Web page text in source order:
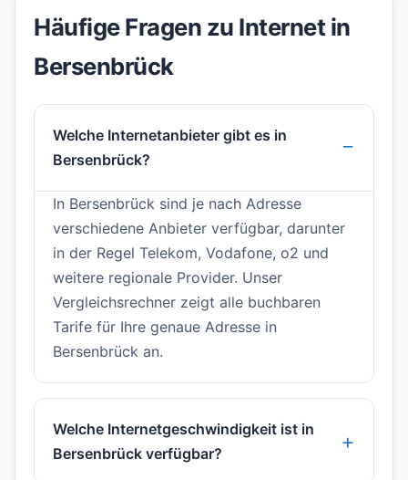
Häufige Fragen zu Internet in
Bersenbrück
Welche Internetanbieter gibt es in
Bersenbrück?
In Bersenbrück sind je nach Adresse
verschiedene Anbieter verfügbar, darunter
in der Regel Telekom, Vodafone, o2 und
weitere regionale Provider. Unser
Vergleichsrechner zeigt alle buchbaren
Tarife für Ihre genaue Adresse in
Bersenbrück an.
Welche Internetgeschwindigkeit ist in
Bersenbrück verfügbar?